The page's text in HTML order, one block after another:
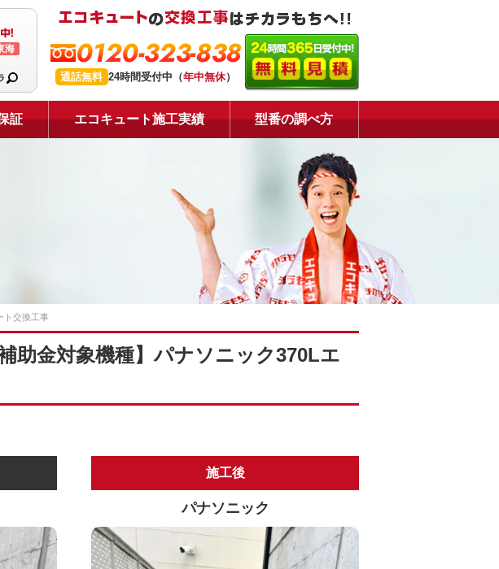
海
0120-323-838
通話無料 24時間受付中（年中無休）
証 エコキュート施工実績 型番の調べ方
ト交換工事
助金対象機種】パナソニック370Lエ
施工後
パナソニック